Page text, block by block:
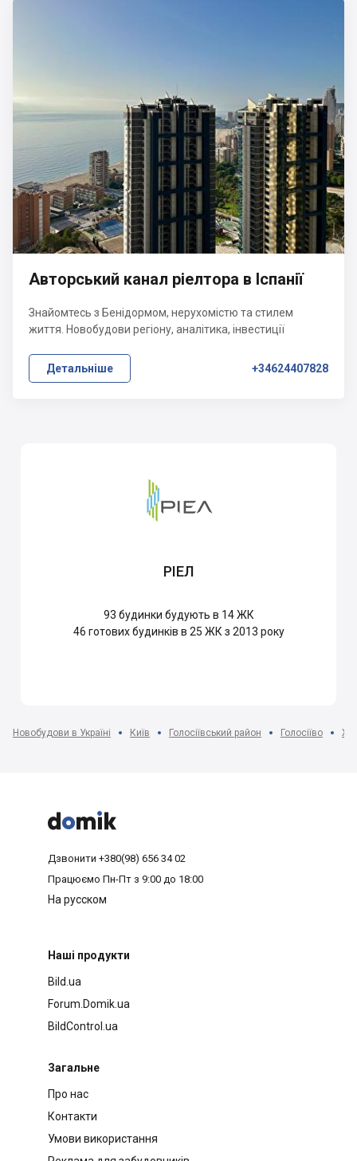
Авторський канал ріелтора в Іспанії
Знайомтесь з Бенідормом, нерухомістю та стилем
життя. Новобудови регіону, аналітика, інвестиції
Детальніше +34624407828
РІЕЛ
93 будинки будують в 14 ЖК
46 готових будинків в 25 ЖК з 2013 року
Новобудови в Україні Київ Голосіївський район Голосіїво ЖК



Дзвонити +380(98) 656 34 02
Працюємо Пн-Пт з 9:00 до 18:00
На русском
Наші продукти
Bild.ua
Forum.Domik.ua
BildControl.ua
Загальне
Про нас
Контакти
Умови використання